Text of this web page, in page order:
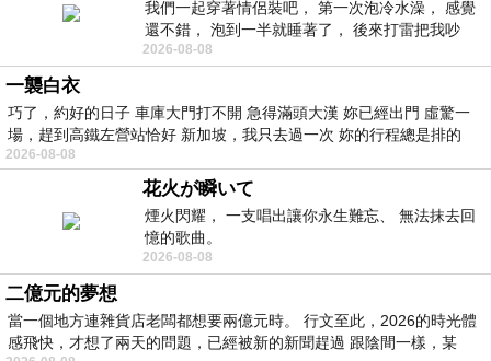
我們一起穿著情侶裝吧， 第一次泡冷水澡， 感覺
還不錯， 泡到一半就睡著了， 後來打雷把我吵
醒， 手
2026-08-08
一襲白衣
巧了，約好的日子 車庫大門打不開 急得滿頭大漢 妳已經出門 虛驚一
場，趕到高鐵左營站恰好 新加坡，我只去過一次 妳的行程總是排的
2026-08-08
花火が瞬いて
煙火閃耀， 一支唱出讓你永生難忘、 無法抹去回
憶的歌曲。
2026-08-08
二億元的夢想
當一個地方連雜貨店老闆都想要兩億元時。 行文至此，2026的時光體
感飛快，才想了兩天的問題，已經被新的新聞趕過 跟陰間一樣，某